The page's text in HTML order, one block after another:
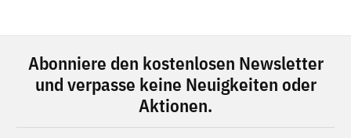
Abonniere den kostenlosen Newsletter
und verpasse keine Neuigkeiten oder
Aktionen.